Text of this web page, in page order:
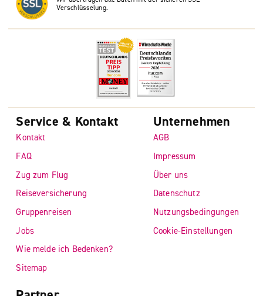
Verschlüsselung.
Service & Kontakt
Kontakt
FAQ
Zug zum Flug
Reiseversicherung
Gruppenreisen
Jobs
Wie melde ich Bedenken?
Sitemap
Unternehmen
AGB
Impressum
Über uns
Datenschutz
Nutzungsbedingungen
Cookie-Einstellungen